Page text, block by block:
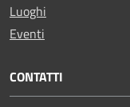
Luoghi
Eventi
CONTATTI